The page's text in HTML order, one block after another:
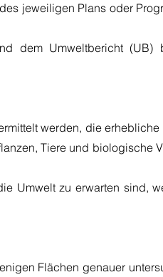
jeweiligen Plans oder
dem Umweltbericht
werden, die
Tiere und biologische
Umwelt zu erwarten sind,
Flächen genauer